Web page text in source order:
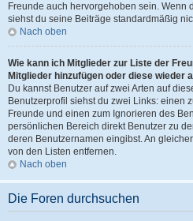
Freunde auch hervorgehoben sein. Wenn
siehst du seine Beiträge standardmäßig
Nach oben
Wie kann ich Mitglieder zur Liste der
Mitglieder hinzufügen oder diese wieder
Du kannst Benutzer auf zwei Arten auf
Benutzerprofil siehst du zwei Links: einen
Freunde und einen zum Ignorieren des
persönlichen Bereich direkt Benutzer zu
deren Benutzernamen eingibst. An
von den Listen entfernen.
Nach oben
Die Foren durchsuchen